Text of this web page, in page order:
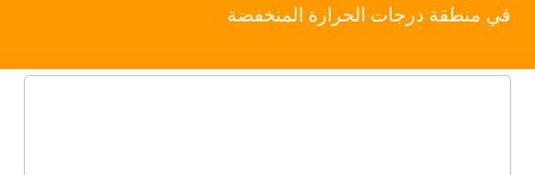
في منطقة درجات الحرارة المنخفضة